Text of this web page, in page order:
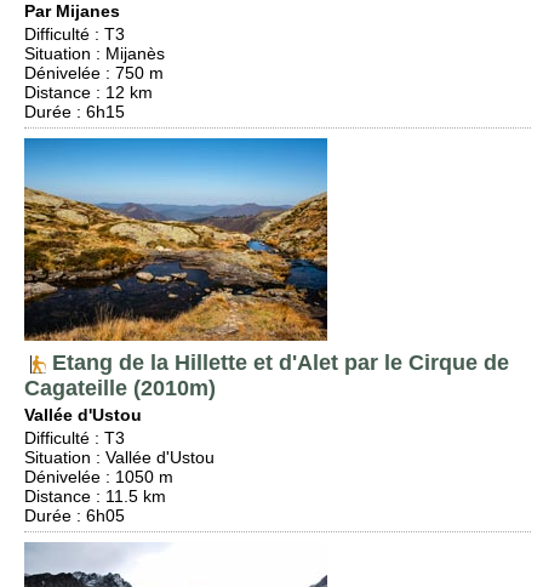
Par Mijanes
Difficulté : T3
Situation : Mijanès
Dénivelée : 750 m
Distance : 12 km
Durée : 6h15
Etang de la Hillette et d'Alet par le Cirque de
Cagateille (2010m)
Vallée d'Ustou
Difficulté : T3
Situation : Vallée d'Ustou
Dénivelée : 1050 m
Distance : 11.5 km
Durée : 6h05